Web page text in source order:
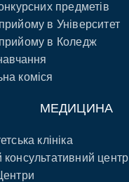
предметів
в Університет
в Коледж
коміся
МЕДИЦИНА
клініка
центр